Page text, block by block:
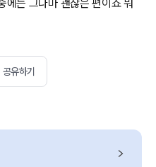
에는 그나마 괜찮은 편이죠 뭐
공유하기